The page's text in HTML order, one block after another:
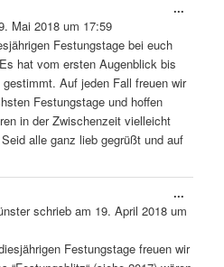
Mai 2018 um 17:59
Festungstage bei euch
hat vom ersten Augenblick bis
Auf jeden Fall freuen wir
Festungstage und hoffen
in der Zwischenzeit vielleicht
alle ganz lieb gegrüßt und auf
...
schrieb am 19. April 2018 um
Festungstage freuen wir
...
ein-/